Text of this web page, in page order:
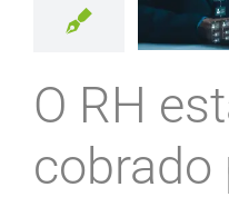
O RH
cobrado